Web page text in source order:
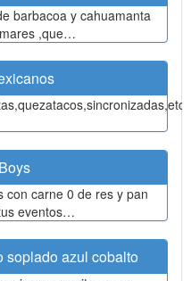
barbacoa y cahuamanta
,que…
con carne 0 de res y pan
eventos…
soplado azul cobalto